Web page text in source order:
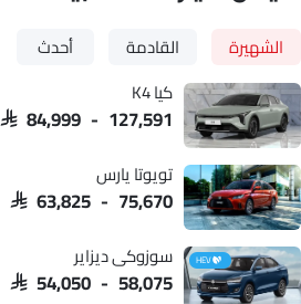
الشهيرة القادمة
أحدث
كيا K4
SAR 84,999 - 127,591
تويوتا يارس
SAR 63,825 - 75,670
HEV سوزوكي ديزاير
SAR 54,050 - 58,075